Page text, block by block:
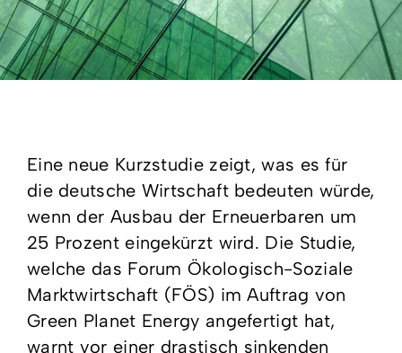
Eine neue Kurzstudie zeigt, was es für
die deutsche Wirtschaft bedeuten würde,
wenn der Ausbau der Erneuerbaren um
25 Prozent eingekürzt wird. Die Studie,
welche das Forum Ökologisch-Soziale
Marktwirtschaft (FÖS) im Auftrag von
Green Planet Energy angefertigt hat,
warnt vor einer drastisch sinkenden